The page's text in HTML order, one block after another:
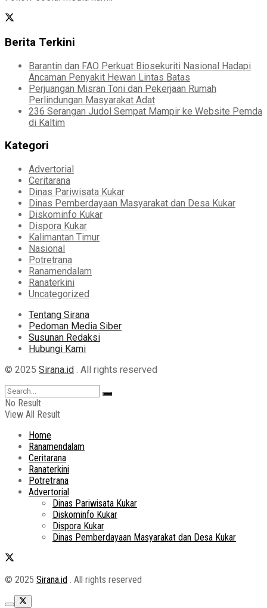
Berita Terkini
Barantin dan FAO Perkuat Biosekuriti Nasional Hadapi
Ancaman Penyakit Hewan Lintas Batas
Perjuangan Misran Toni dan Pekerjaan Rumah
Perlindungan Masyarakat Adat
236 Serangan Judol Sempat Mampir ke Website Pemda
di Kaltim
Kategori
Advertorial
Ceritarana
Dinas Pariwisata Kukar
Dinas Pemberdayaan Masyarakat dan Desa Kukar
Diskominfo Kukar
Dispora Kukar
Kalimantan Timur
Nasional
Potretrana
Ranamendalam
Ranaterkini
Uncategorized
Tentang Sirana
Pedoman Media Siber
Susunan Redaksi
Hubungi Kami
© 2025 Sirana.id . All rights reserved
No Result
View All Result
Home
Ranamendalam
Ceritarana
Ranaterkini
Potretrana
Advertorial
Dinas Pariwisata Kukar
Diskominfo Kukar
Dispora Kukar
Dinas Pemberdayaan Masyarakat dan Desa Kukar
© 2025 Sirana.id . All rights reserved